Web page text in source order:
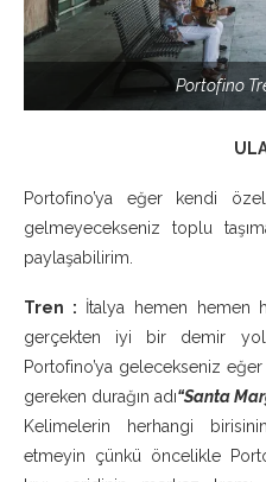
Portofino
Portofino’ya eğer kendi
gelmeyecekseniz toplu
paylaşabilirim.
Tren : İtalya hemen hemen
gerçekten iyi bir demir
Portofino’ya gelecekseniz
gereken durağın adı“Santa
Kelimelerin herhangi
etmeyin çünkü öncelikle